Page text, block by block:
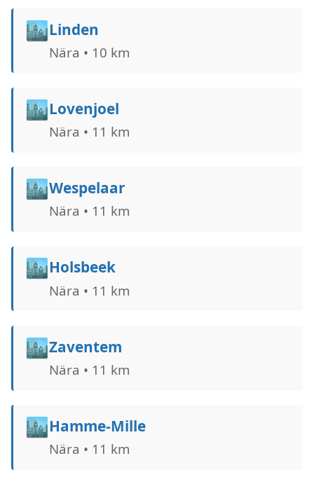
🏙️Linden
Nära • 10 km
🏙️Lovenjoel
Nära • 11 km
🏙️Wespelaar
Nära • 11 km
🏙️Holsbeek
Nära • 11 km
🏙️Zaventem
Nära • 11 km
🏙️Hamme-Mille
Nära • 11 km